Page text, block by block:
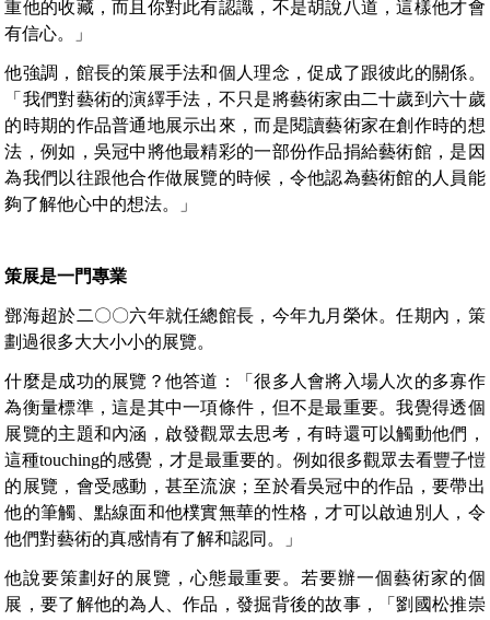
重他的收藏，而且你對此有認識，不是胡說八道，這樣他才會
有信心。」
他強調，館長的策展手法和個人理念，促成了跟彼此的關係。
「我們對藝術的演繹手法，不只是將藝術家由二十歲到六十歲
的時期的作品普通地展示出來，而是閱讀藝術家在創作時的想
法，例如，吳冠中將他最精彩的一部份作品捐給藝術館，是因
為我們以往跟他合作做展覽的時候，令他認為藝術館的人員能
夠了解他心中的想法。」
策展是一門專業
鄧海超於二〇〇六年就任總館長，今年九月榮休。任期內，策
劃過很多大大小小的展覽。
什麼是成功的展覽？他答道：「很多人會將入場人次的多寡作
為衡量標準，這是其中一項條件，但不是最重要。我覺得透個
展覽的主題和內涵，啟發觀眾去思考，有時還可以觸動他們，
這種touching的感覺，才是最重要的。例如很多觀眾去看豐子愷
的展覽，會受感動，甚至流淚；至於看吳冠中的作品，要帶出
他的筆觸、點線面和他樸實無華的性格，才可以啟迪別人，令
他們對藝術的真感情有了解和認同。」
他說要策劃好的展覽，心態最重要。若要辦一個藝術家的個
展，要了解他的為人、作品，發掘背後的故事，「劉國松推崇